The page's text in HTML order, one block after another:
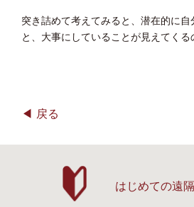
突き詰めて考えてみると、潜在的に自
と、大事にしていることが見えてくる
戻る
はじめての遠